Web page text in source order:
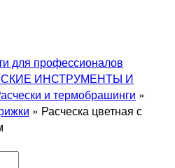
для профессионалов
ИНСТРУМЕНТЫ И
и термобрашинги »
» Расческа цветная с